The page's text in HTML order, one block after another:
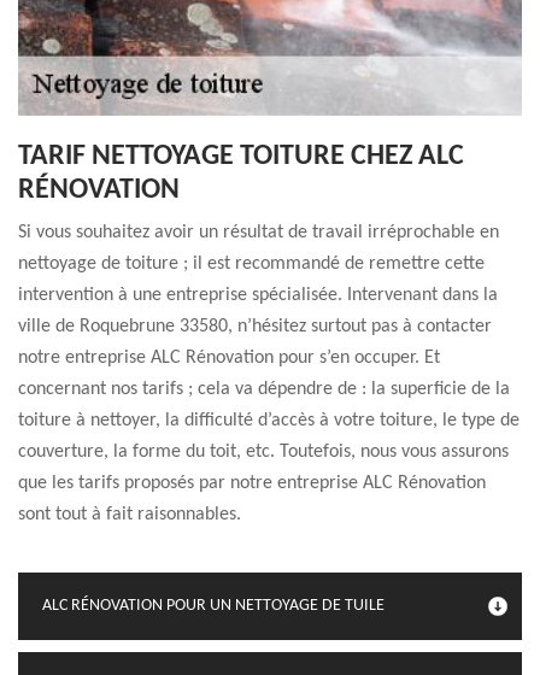
TARIF NETTOYAGE TOITURE CHEZ ALC
RÉNOVATION
Si vous souhaitez avoir un résultat de travail irréprochable en
nettoyage de toiture ; il est recommandé de remettre cette
intervention à une entreprise spécialisée. Intervenant dans la
ville de Roquebrune 33580, n’hésitez surtout pas à contacter
notre entreprise ALC Rénovation pour s’en occuper. Et
concernant nos tarifs ; cela va dépendre de : la superficie de la
toiture à nettoyer, la difficulté d’accès à votre toiture, le type de
couverture, la forme du toit, etc. Toutefois, nous vous assurons
que les tarifs proposés par notre entreprise ALC Rénovation
sont tout à fait raisonnables.
ALC RÉNOVATION POUR UN NETTOYAGE DE TUILE